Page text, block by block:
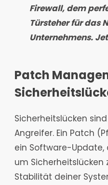
Firewall, dem
Türsteher für das
Unternehmens.
Patch
Sicherheitslücken
Angreifer. Ein Patch
ein Software-
um Sicherheitslücken
Stabilität deiner